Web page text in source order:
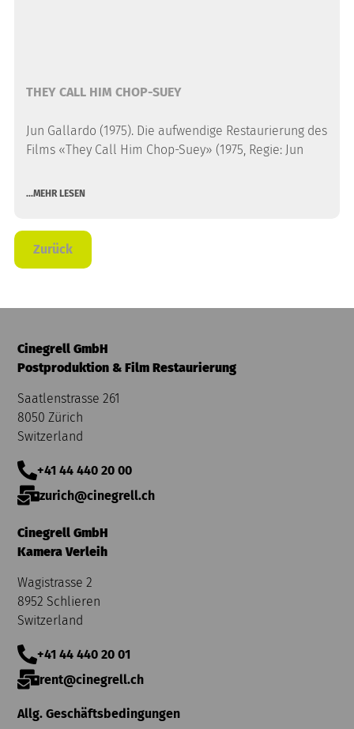
THEY CALL HIM CHOP-SUEY
Jun Gallardo (1975). Die aufwendige Restaurierung des
Films «They Call Him Chop-Suey» (1975, Regie: Jun
...MEHR LESEN
Zurück
Cinegrell GmbH
Postproduktion & Film Restaurierung
Saatlenstrasse 261
8050 Zürich
Switzerland
+41 44 440 20 00
zurich@cinegrell.ch
Cinegrell GmbH
Kamera Verleih
Wagistrasse 2
8952 Schlieren
Switzerland
+41 44 440 20 01
rent@cinegrell.ch
Allg. Geschäftsbedingungen